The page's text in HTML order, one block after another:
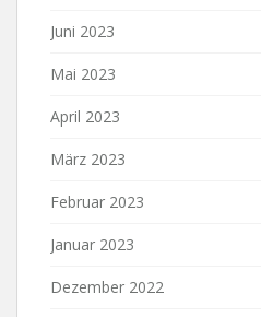
Juni 2023
Mai 2023
April 2023
März 2023
Februar 2023
Januar 2023
Dezember 2022